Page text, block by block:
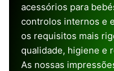
acessórios para
controlos internos e
os requisitos mais
qualidade, higiene e
As nossas